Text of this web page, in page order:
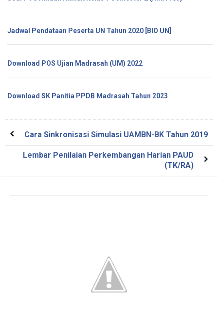
Jadwal Pendataan Peserta UN Tahun 2020 [BIO UN]
Download POS Ujian Madrasah (UM) 2022
Download SK Panitia PPDB Madrasah Tahun 2023
Cara Sinkronisasi Simulasi UAMBN-BK Tahun 2019
Lembar Penilaian Perkembangan Harian PAUD
(TK/RA)